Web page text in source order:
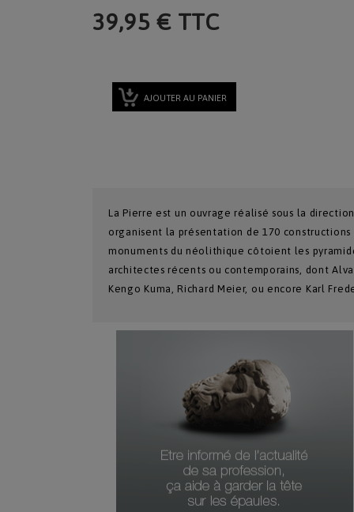
39,95 € TTC
AJOUTER AU PANIER
La Pierre est un ouvrage réalisé sous la
organisent la présentation de 170 constructions
monuments du néolithique côtoient les
architectes récents ou contemporains, dont
Kengo Kuma, Richard Meier, ou encore Karl
Type De Produit
Date Du Produit